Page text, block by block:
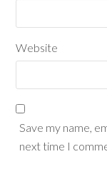
Website
Save my name,
next time I